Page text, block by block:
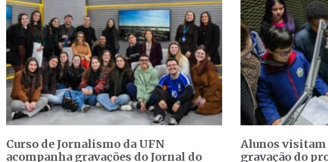
Curso de Jornalismo da UFN
acompanha gravações do Jornal do
Alunos visitam
gravação do